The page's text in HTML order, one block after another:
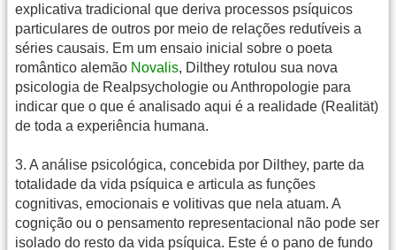
explicativa tradicional que deriva processos psíquicos
particulares de outros por meio de relações redutíveis a
séries causais. Em um ensaio inicial sobre o poeta
romântico alemão Novalis, Dilthey rotulou sua nova
psicologia de Realpsychologie ou Anthropologie para
indicar que o que é analisado aqui é a realidade (Realität)
de toda a experiência humana.
3. A análise psicológica, concebida por Dilthey, parte da
totalidade da vida psíquica e articula as funções
cognitivas, emocionais e volitivas que nela atuam. A
cognição ou o pensamento representacional não pode ser
isolado do resto da vida psíquica. Este é o pano de fundo